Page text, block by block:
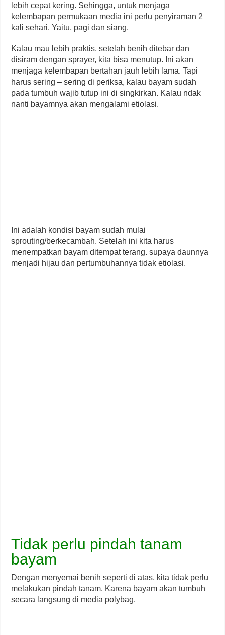
lebih cepat kering. Sehingga, untuk menjaga
kelembapan permukaan media ini perlu penyiraman 2
kali sehari. Yaitu, pagi dan siang.
Kalau mau lebih praktis, setelah benih ditebar dan
disiram dengan sprayer, kita bisa menutup. Ini akan
menjaga kelembapan bertahan jauh lebih lama. Tapi
harus sering – sering di periksa, kalau bayam sudah
pada tumbuh wajib tutup ini di singkirkan. Kalau ndak
nanti bayamnya akan mengalami etiolasi.
Ini adalah kondisi bayam sudah mulai
sprouting/berkecambah. Setelah ini kita harus
menempatkan bayam ditempat terang. supaya daunnya
menjadi hijau dan pertumbuhannya tidak etiolasi.
Tidak perlu pindah tanam
bayam
Dengan menyemai benih seperti di atas, kita tidak perlu
melakukan pindah tanam. Karena bayam akan tumbuh
secara langsung di media polybag.